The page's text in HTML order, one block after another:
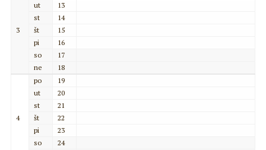
3
ut
13
st
14
št
15
pi
16
so
17
ne
18
4
po
19
ut
20
st
21
št
22
pi
23
so
24